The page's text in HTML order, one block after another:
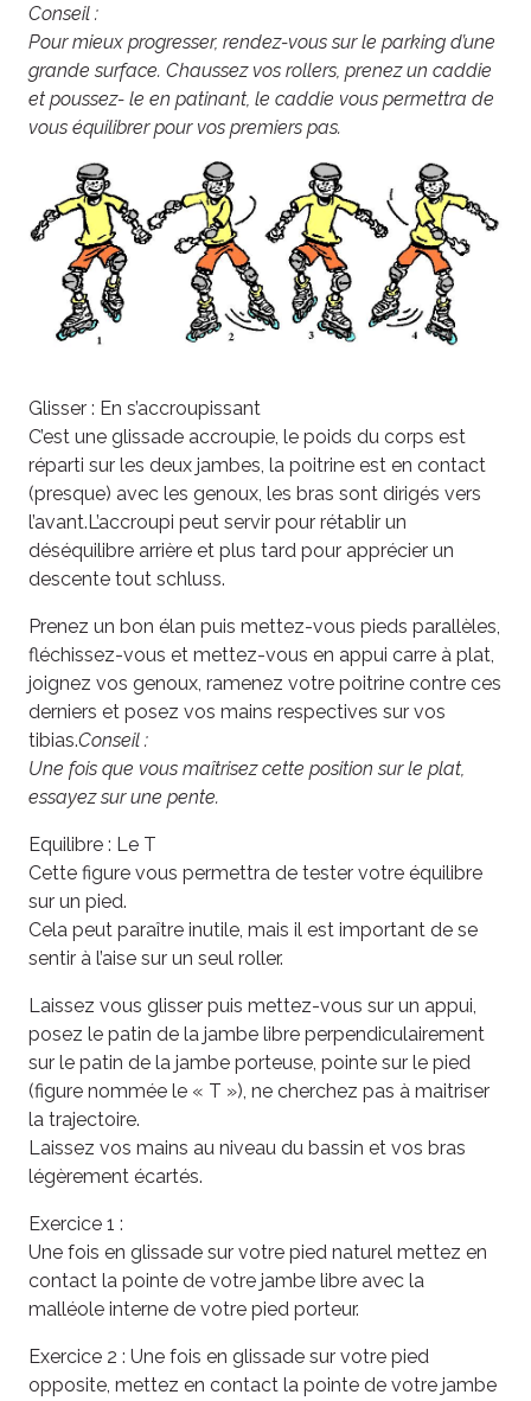
Conseil :
Pour mieux progresser, rendez-vous sur le parking d’une
grande surface. Chaussez vos rollers, prenez un caddie
et poussez- le en patinant, le caddie vous permettra de
vous équilibrer pour vos premiers pas.
Glisser : En s’accroupissant
C’est une glissade accroupie, le poids du corps est
réparti sur les deux jambes, la poitrine est en contact
(presque) avec les genoux, les bras sont dirigés vers
l’avant.L’accroupi peut servir pour rétablir un
déséquilibre arrière et plus tard pour apprécier un
descente tout schluss.
Prenez un bon élan puis mettez-vous pieds parallèles,
fléchissez-vous et mettez-vous en appui carre à plat,
joignez vos genoux, ramenez votre poitrine contre ces
derniers et posez vos mains respectives sur vos
tibias.Conseil :
Une fois que vous maîtrisez cette position sur le plat,
essayez sur une pente.
Equilibre : Le T
Cette figure vous permettra de tester votre équilibre
sur un pied.
Cela peut paraître inutile, mais il est important de se
sentir à l’aise sur un seul roller.
Laissez vous glisser puis mettez-vous sur un appui,
posez le patin de la jambe libre perpendiculairement
sur le patin de la jambe porteuse, pointe sur le pied
(figure nommée le « T »), ne cherchez pas à maitriser
la trajectoire.
Laissez vos mains au niveau du bassin et vos bras
légèrement écartés.
Exercice 1 :
Une fois en glissade sur votre pied naturel mettez en
contact la pointe de votre jambe libre avec la
malléole interne de votre pied porteur.
Exercice 2 : Une fois en glissade sur votre pied
opposite, mettez en contact la pointe de votre jambe